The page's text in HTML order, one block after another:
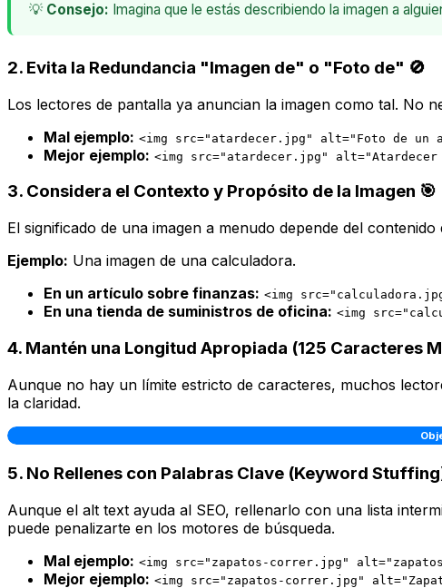
💡 Consejo: Imagina que le estás describiendo la imagen a
2. Evita la Redundancia "Imagen de" o "Foto de" 🚫
Los lectores de pantalla ya anuncian la imagen como tal. No
Mal ejemplo: <img src="atardecer.jpg" alt="Foto de un
Mejor ejemplo: <img src="atardecer.jpg" alt="Atardecer
3. Considera el Contexto y Propósito de la Imagen 🎯
El significado de una imagen a menudo depende del
Ejemplo: Una imagen de una calculadora.
En un artículo sobre finanzas: <img
En una tienda de suministros de oficina: <img
4. Mantén una Longitud Apropiada (125 Caracteres
Aunque no hay un límite estricto de caracteres, muchos
la claridad.
5. No Rellenes con Palabras Clave (Keyword Stuffing)
Aunque el alt text ayuda al SEO, rellenarlo con una lista
puede penalizarte en los motores de búsqueda.
Mal ejemplo: <img src="zapatos-correr.jpg"
Mejor ejemplo: <img src="zapatos-correr.jpg"